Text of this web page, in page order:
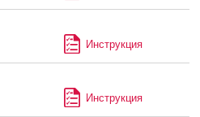
Инструкция
Инструкция